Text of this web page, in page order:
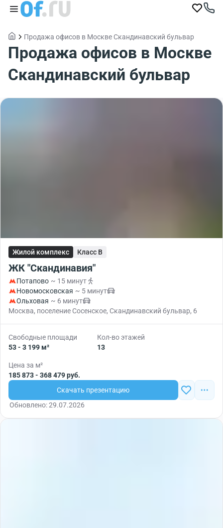
Продажа офисов в Москве Скандинавский бульвар
Продажа офисов в Москве
Скандинавский бульвар
Жилой комплекс Класс B
ЖК "Скандинавия"
Потапово ~ 15 минут
Новомосковская ~ 5 минут
Ольховая ~ 6 минут
Москва, поселение Сосенское, Скандинавский бульвар, 6
Свободные площади
53 - 3 199 м²
Кол-во этажей
13
Цена за м²
185 873 - 368 479 руб.
Скачать презентацию
Обновлено: 29.07.2026